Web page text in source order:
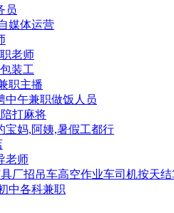
员
媒体运营
老师
装工
职主播
中午兼职做饭人员
打麻将
宝妈,阿姨,暑假工都行
老师
厂招吊车高空作业车司机按天
中各科兼职